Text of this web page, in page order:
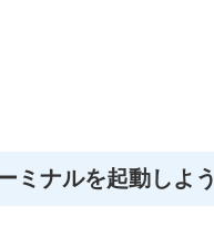
ミナルを起動しよう